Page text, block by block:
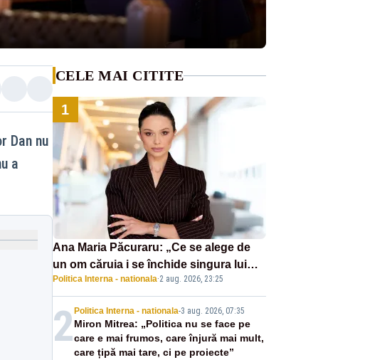
Dan nu
a
CELE MAI CITITE
1
Ana Maria Păcuraru: „Ce se alege de
un om căruia i se închide singura lui
portiță?”
Politica Interna - nationala·2 aug. 2026, 23:25
2 Politica Interna - nationala-3 aug. 2026, 07:35
Miron Mitrea: „Politica nu se face pe
care e mai frumos, care înjură mai mult,
care țipă mai tare, ci pe proiecte”